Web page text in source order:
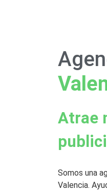
Atrae
Somos una
Valencia.